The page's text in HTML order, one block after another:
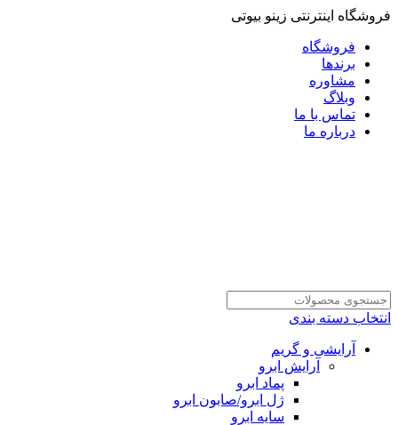
فروشگاه اینترنتی زینو بیوتی
فروشگاه
برندها
مشاوره
وبلاگ
تماس با ما
درباره ما
انتخاب دسته بندی
آرایشی و گریم
آرایش ابرو
پماد ابرو
ژل ابرو/صابون ابرو
سایه ابرو